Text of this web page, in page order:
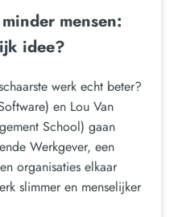
mensen:
idee?
werk echt beter?
en Lou Van
School) gaan
Werkgever, een
organisaties elkaar
slimmer en menselijker